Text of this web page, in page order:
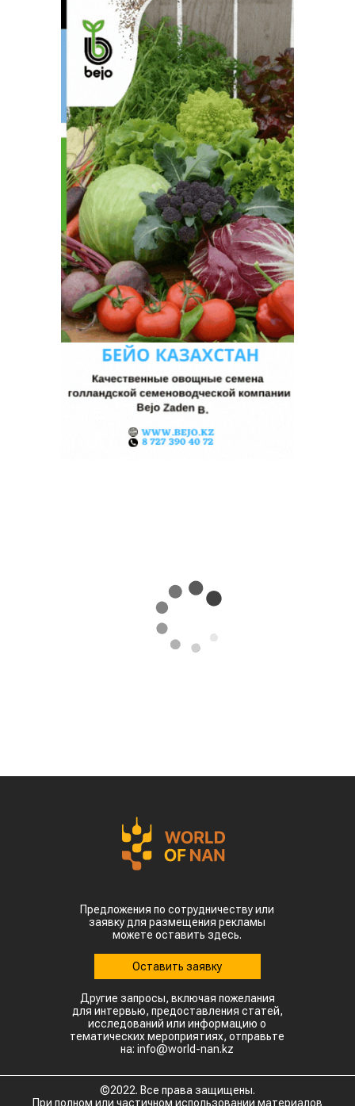
Предложения по сотрудничеству или
заявку для размещения рекламы
можете оставить здесь.
Оставить заявку
Другие запросы, включая пожелания
для интервью, предоставления статей,
исследований или информацию о
тематических мероприятиях, отправьте
на: info@world-nan.kz
©2022. Все права защищены.
При полном или частичном использовании материалов